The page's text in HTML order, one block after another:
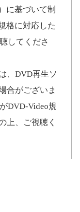
に基づいて制
格に対応した
してくださ
、DVD再生ソ
合がございま
DVD-Video規
上、ご視聴く